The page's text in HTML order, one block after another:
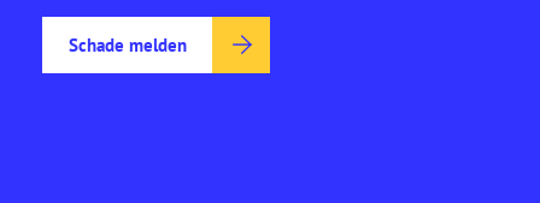
Schade melden